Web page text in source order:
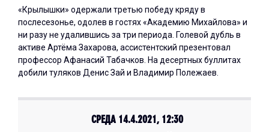
«Крылышки» одержали третью победу кряду в
послесезонье, одолев в гостях «Академию Михайлова» и
ни разу не удалившись за три периода. Голевой дубль в
активе Артёма Захарова, ассистентский презентовал
профессор Афанасий Табачков. На десертных буллитах
добили туляков Денис Зай и Владимир Полежаев.
СРЕДА 14.4.2021, 12:30